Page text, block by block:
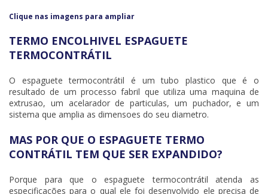
Clique nas imagens para ampliar
TERMO ENCOLHIVEL ESPAGUETE
TERMOCONTRÁTIL
O espaguete termocontrátil é um tubo plastico que é o
resultado de um processo fabril que utiliza uma maquina de
extrusao, um acelarador de particulas, um puchador, e um
sistema que amplia as dimensoes do seu diametro.
MAS POR QUE O ESPAGUETE TERMO
CONTRÁTIL TEM QUE SER EXPANDIDO?
Porque para que oespaguete termocontrátil atenda as
especificações para o qual ele foi desenvolvido ele precisa de